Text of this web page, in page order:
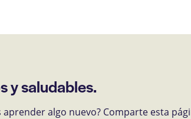
y saludables.
aprender algo nuevo? Comparte esta